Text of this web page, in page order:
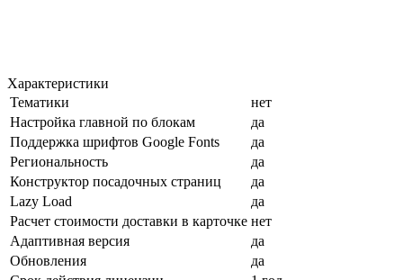
Характеристики
Тематики
нет
Настройка главной по блокам
да
Поддержка шрифтов Google Fonts
да
Региональность
да
Конструктор посадочных страниц
да
Lazy Load
да
Расчет стоимости доставки в карточке нет
Адаптивная версия
да
Обновления
да